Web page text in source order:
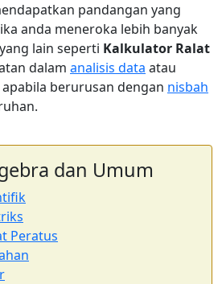
pandangan yang
anda meneroka lebih banyak
lain seperti Kalkulator Ralat
dalam analisis data atau
apabila berurusan dengan nisbah
dan Umum
Peratus